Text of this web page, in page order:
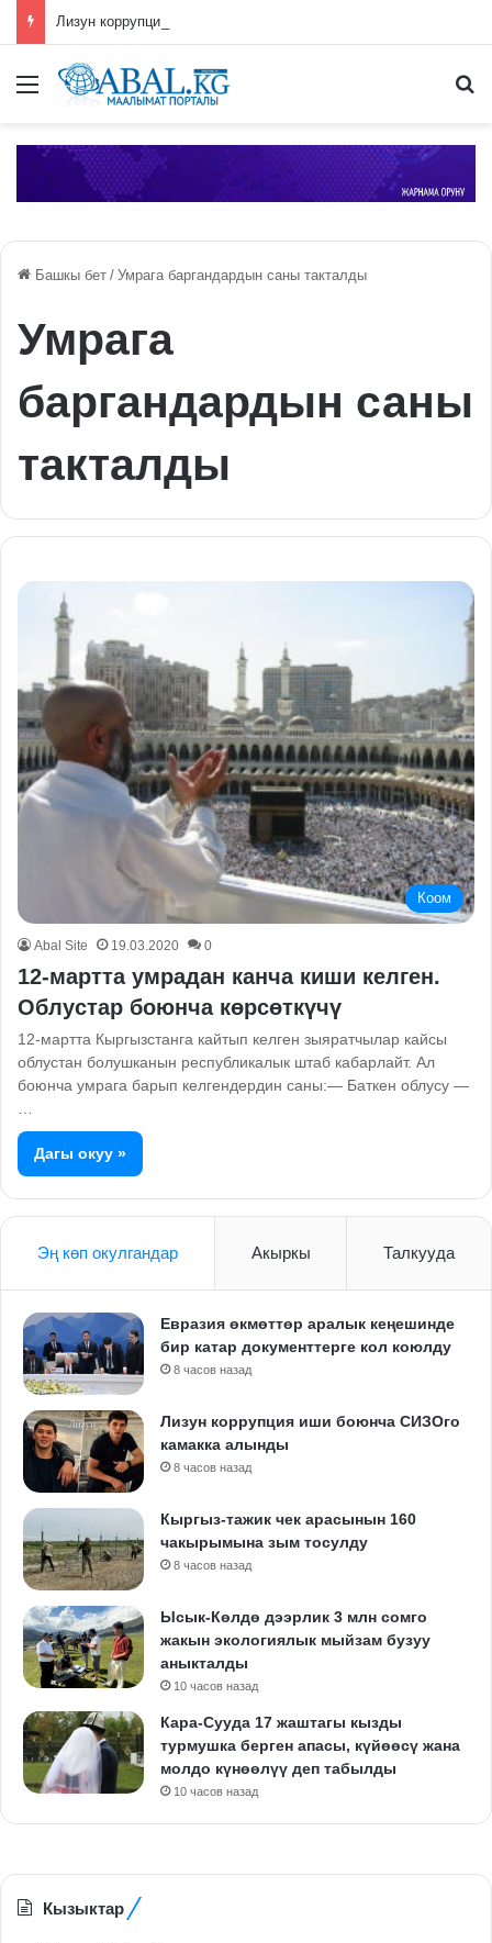
Лизун коррупция иши боюнча СИЗОго камакка алынды
Меню
Башкы бет / Умрага баргандардын саны такталды
Умрага
баргандардын саны
такталды
Коом
Abal Site 19.03.2020 0
12-мартта умрадан канча киши келген.
Облустар боюнча көрсөткүчү
12-мартта Кыргызстанга кайтып келген зыяратчылар кайсы
облустан болушканын республикалык штаб кабарлайт. Ал
боюнча умрага барып келгендердин саны:— Баткен облусу —
Дагы окуу »
Эң көп окулгандар Акыркы Талкууда
Евразия өкмөттөр аралык кеңешинде
бир катар документтерге кол коюлду
8 часов назад
Лизун коррупция иши боюнча СИЗОго
камакка алынды
8 часов назад
Кыргыз-тажик чек арасынын 160
чакырымына зым тосулду
8 часов назад
Ысык-Көлдө дээрлик 3 млн сомго
жакын экологиялык мыйзам бузуу
аныкталды
10 часов назад
Кара-Сууда 17 жаштагы кызды
турмушка берген апасы, күйөөсү жана
молдо күнөөлүү деп табылды
10 часов назад
Кызыктар